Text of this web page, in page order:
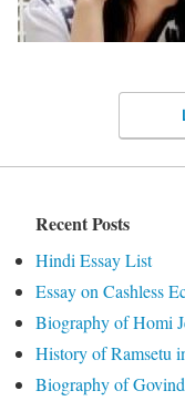
Recent Posts
Hindi Essay List
Essay on Cashless
Biography of Homi
History of Ramsetu
Biography of